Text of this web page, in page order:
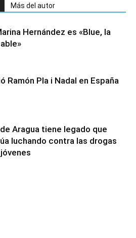
Más del autor
Hernández es «Blue, la
Ramón Pla i Nadal en España
Aragua tiene legado que
luchando contra las drogas